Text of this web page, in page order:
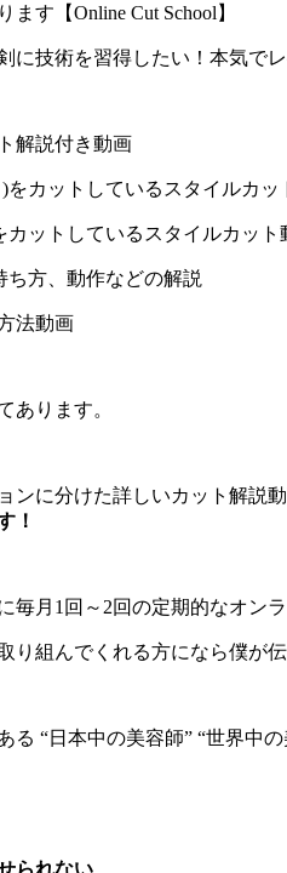
す【Online Cut School】
に技術を習得したい！本気
解説付き動画
カットしているスタイルカッ
ットしているスタイルカット
方、動作などの解説
法動画
あります。
ンに分けた詳しいカット解説
！
毎月1回～2回の定期的なオン
り組んでくれる方になら僕が
“日本中の美容師” “世界中
られない